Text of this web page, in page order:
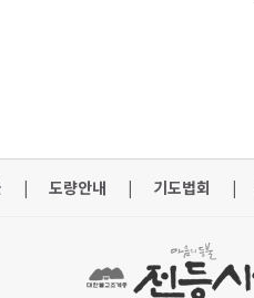
| 도량안내 | 기도법회 |